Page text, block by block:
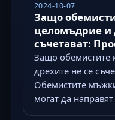
2024-10-07
Защо
целомъдрие и
съчетават:
Защо обемистите
дрехите не се
Обемистите
могат да